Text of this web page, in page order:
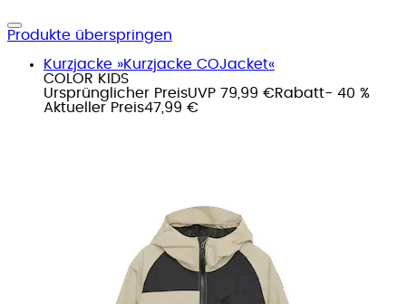
Produkte überspringen
Kurzjacke »Kurzjacke COJacket«
COLOR KIDS
Ursprünglicher PreisUVP 79,99 €Rabatt- 40 %
Aktueller Preis47,99 €